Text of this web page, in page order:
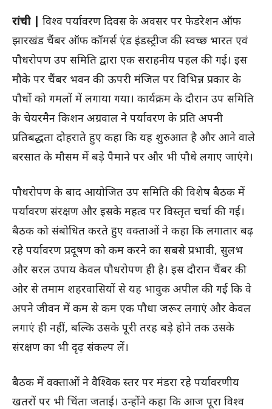
रांची | विश्व पर्यावरण दिवस के अवसर पर फेडरेशन ऑफ
झारखंड चैंबर ऑफ कॉमर्स एंड इंडस्ट्रीज की स्वच्छ भारत एवं
पौधरोपण उप समिति द्वारा एक सराहनीय पहल की गई। इस
मौके पर चैंबर भवन की ऊपरी मंजिल पर विभिन्न प्रकार के
पौधों को गमलों में लगाया गया। कार्यक्रम के दौरान उप समिति
के चेयरमैन किशन अग्रवाल ने पर्यावरण के प्रति अपनी
प्रतिबद्धता दोहराते हुए कहा कि यह शुरुआत है और आने वाले
बरसात के मौसम में बड़े पैमाने पर और भी पौधे लगाए जाएंगे।
पौधरोपण के बाद आयोजित उप समिति की विशेष बैठक में
पर्यावरण संरक्षण और इसके महत्व पर विस्तृत चर्चा की गई।
बैठक को संबोधित करते हुए वक्ताओं ने कहा कि लगातार बढ़
रहे पर्यावरण प्रदूषण को कम करने का सबसे प्रभावी, सुलभ
और सरल उपाय केवल पौधरोपण ही है। इस दौरान चैंबर की
ओर से तमाम शहरवासियों से यह भावुक अपील की गई कि वे
अपने जीवन में कम से कम एक पौधा जरूर लगाएं और केवल
लगाएं ही नहीं, बल्कि उसके पूरी तरह बड़े होने तक उसके
संरक्षण का भी दृढ़ संकल्प लें।
बैठक में वक्ताओं ने वैश्विक स्तर पर मंडरा रहे पर्यावरणीय
खतरों पर भी चिंता जताई। उन्होंने कहा कि आज पूरा विश्व